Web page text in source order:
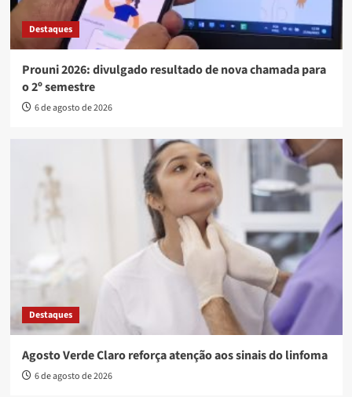
Destaques
Prouni 2026: divulgado resultado de nova chamada para
o 2º semestre
6 de agosto de 2026
Destaques
Agosto Verde Claro reforça atenção aos sinais do linfoma
6 de agosto de 2026